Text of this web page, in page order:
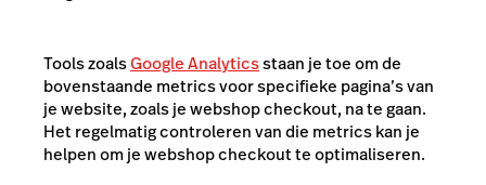
Tools zoalsGoogle Analyticsstaan je toe om de
bovenstaande metrics voor specifieke pagina’s van
je website, zoals je webshop checkout, na te gaan.
Het regelmatig controleren van die metrics kan je
helpen om je webshop checkout te optimaliseren.